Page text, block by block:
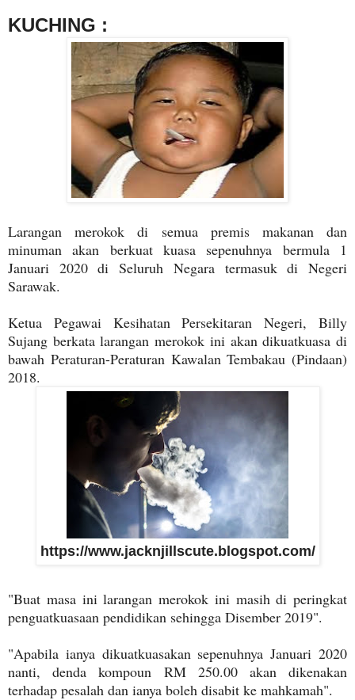
KUCHING :
Larangan merokok di semua premis makanan dan
minuman akan berkuat kuasa sepenuhnya bermula 1
Januari 2020 di Seluruh Negara termasuk di Negeri
Sarawak.
Ketua Pegawai Kesihatan Persekitaran Negeri, Billy
Sujang berkata larangan merokok ini akan dikuatkuasa di
bawah Peraturan-Peraturan Kawalan Tembakau (Pindaan)
2018.
https://www.jacknjillscute.blogspot.com/
"Buat masa ini larangan merokok ini masih di peringkat
penguatkuasaan pendidikan sehingga Disember 2019".
"Apabila ianya dikuatkuasakan sepenuhnya Januari 2020
nanti, denda kompoun RM 250.00 akan dikenakan
terhadap pesalah dan ianya boleh disabit ke mahkamah".